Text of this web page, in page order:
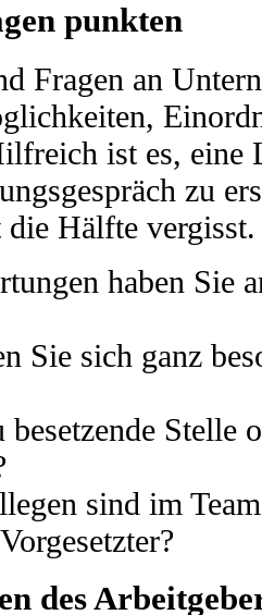
punkten
Fragen an
ist es, eine
zu
Hälfte vergisst.
haben Sie
Sie sich ganz
Stelle
sind im
des